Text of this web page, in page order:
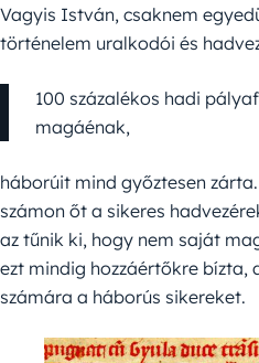
Vagyis István, csaknem
történelem uralkodói és
100 százalékos hadi
magáénak,
háborúit mind győztesen
számon őt a sikeres
az tűnik ki, hogy nem saját
ezt mindig hozzáértőkre bízta,
számára a háborús sikereket.